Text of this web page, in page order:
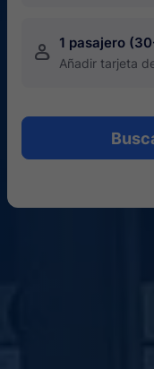
󱍂 1 pasajero
Añadir tarjeta